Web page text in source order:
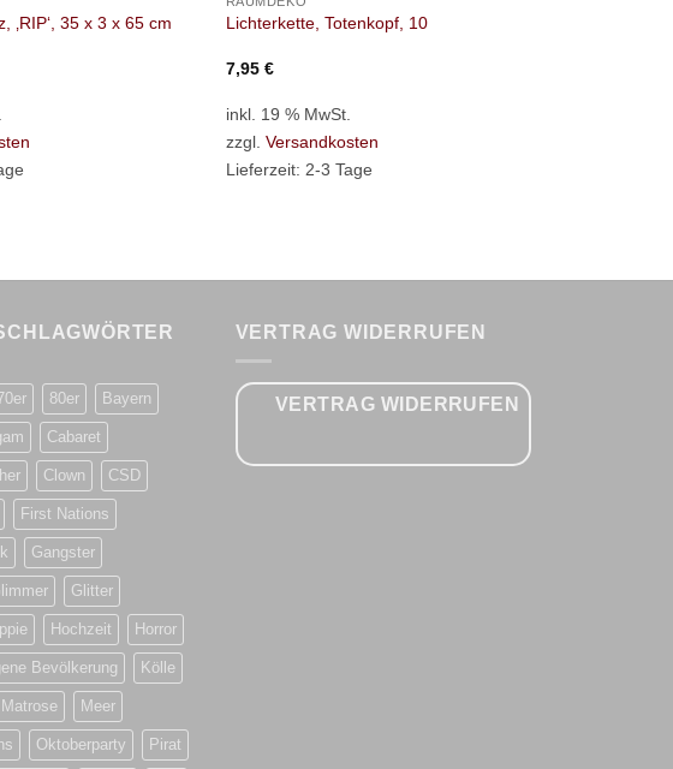
‚RIP‘, 35 x 3 x 65 cm Lichterkette, Totenkopf, 10
7,95 €
inkl. 19 % MwSt.
zzgl. Versandkosten
Lieferzeit: 2-3 Tage
80er Bayern
Cabaret
Clown CSD
First Nations
Gangster
Glitter
Hochzeit Horror
Bevölkerung Kölle
Matrose Meer
Oktoberparty Pirat
VERTRAG WIDERRUFEN
VERTRAG WIDERRUFEN